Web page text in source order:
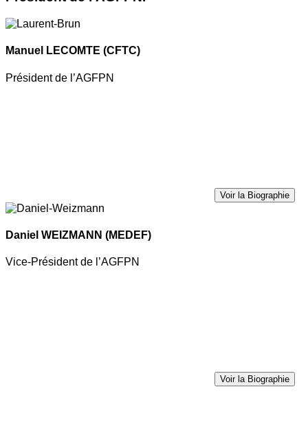
Manuel LECOMTE (CFTC)
Président de l’AGFPN
Voir la Biographie
Daniel WEIZMANN (MEDEF)
Vice-Président de l’AGFPN
Voir la Biographie